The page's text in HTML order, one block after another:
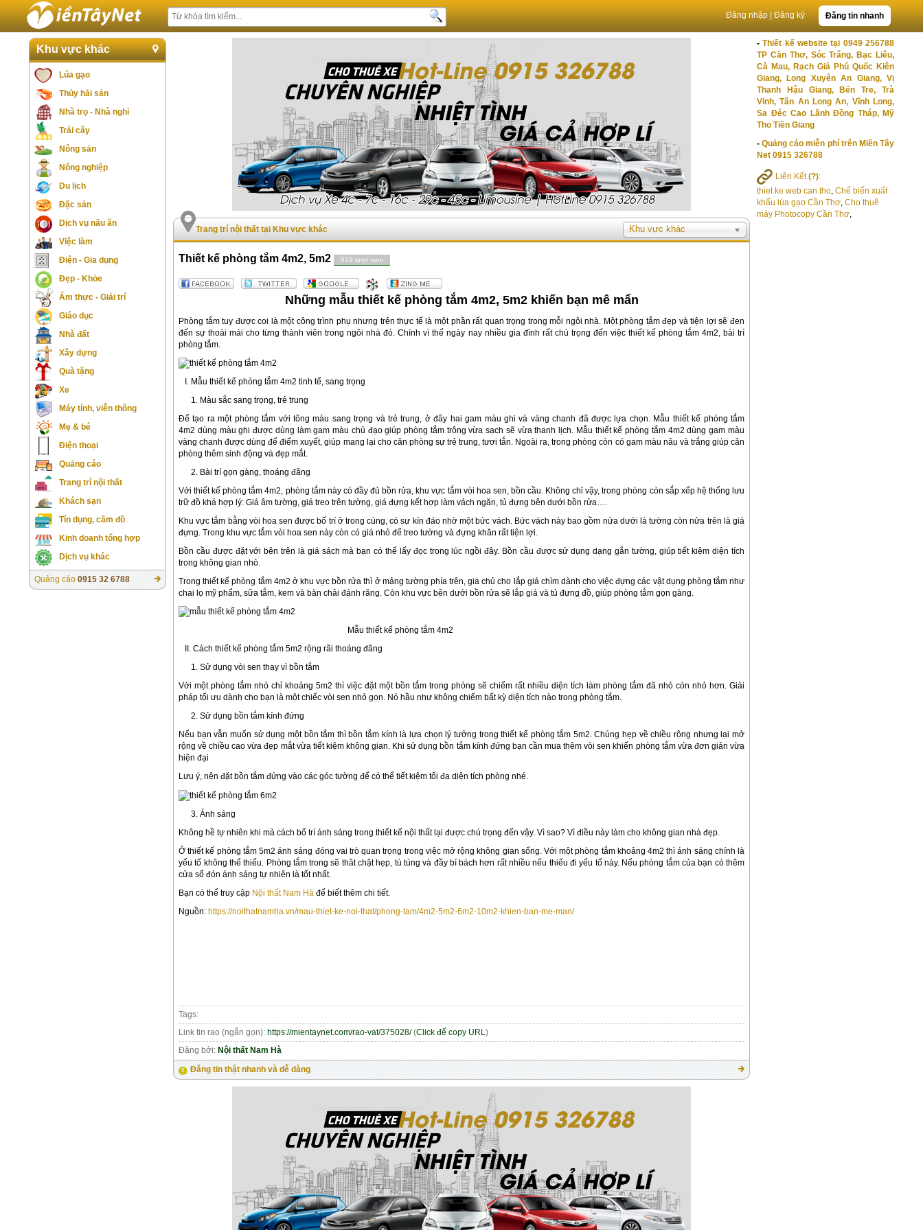
Đăng tin nhanh
Đăng nhập Đăng ký
Khu vực khác
Lúa gạo
Thủy hải sản
Nhà trọ - Nhà nghỉ
Trái cây
Nông sản
Nông nghiệp
Du lịch
Đặc sản
Dịch vụ nấu ăn
Việc làm
Điện - Gia dụng
Đẹp - Khỏe
Ẩm thực - Giải trí
Giáo dục
Nhà đất
Xây dựng
Quà tặng
Xe
Máy tính, viễn thông
Mẹ & bé
Điện thoại
Quảng cáo
Trang trí nội thất
Khách sạn
Tín dụng, cầm đồ
Kinh doanh tổng hợp
Dịch vụ khác
Quảng cáo 0915 32 6788
-Thiết kế website tại 0949 256788
TP Cần Thơ, Sóc Trăng, Bạc Liêu,
Cà Mau, Rạch Giá Phú Quốc Kiên
Giang, Long Xuyên An Giang, Vị
Thanh Hậu Giang, Bến Tre, Trà
Vinh, Tân An Long An, Vĩnh Long,
Sa Đéc Cao Lãnh Đồng Tháp, Mỹ
Tho Tiền Giang
-Quảng cáo miễn phí trên Miền Tây
Net 0915 326788
Liên Kết(?):
thiet ke web can tho, Chế biến xuất
khẩu lúa gạo Cần Thơ, Cho thuê
máy Photocopy Cần Thơ,
Trang trí nội thất tại Khu vực khác
Khu vực khác
Thiết kế phòng tắm 4m2, 5m2 829 lượt xem
Những mẫu thiết kế phòng tắm 4m2, 5m2 khiến bạn mê mẩn
Phòng tắm tuy được coi là một công trình phụ nhưng trên thực tế là một phần rất quan trọng trong mỗi ngôi nhà. Một phòng tắm đẹp và tiện lợi sẽ đen
đến sự thoải mái cho từng thành viên trong ngôi nhà đó. Chính vì thế ngày nay nhiều gia đình rất chú trọng đến việc thiết kế phòng tắm 4m2, bài trí
phòng tắm.
I. Mẫu thiết kế phòng tắm 4m2 tinh tế, sang trọng
1. Màu sắc sang trọng, trẻ trung
Để tạo ra một phòng tắm với tông màu sang trọng và trẻ trung, ở đây hai gam màu ghi và vàng chanh đã được lựa chọn. Mẫu thiết kế phòng tắm
4m2 dùng màu ghi được dùng làm gam màu chủ đạo giúp phòng tắm trông vừa sạch sẽ vừa thanh lịch. Mẫu thiết kế phòng tắm 4m2 dùng gam màu
vàng chanh được dùng để điểm xuyết, giúp mang lại cho căn phòng sự trẻ trung, tươi tắn. Ngoài ra, trong phòng còn có gam màu nâu và trắng giúp căn
phòng thêm sinh động và đẹp mắt.
2. Bài trí gọn gàng, thoáng đãng
Với thiết kế phòng tắm 4m2, phòng tắm này có đầy đủ bồn rửa, khu vực tắm vòi hoa sen, bồn cầu. Không chỉ vậy, trong phòng còn sắp xếp hệ thống lưu
trữ đồ khá hợp lý: Giá âm tường, giá treo trên tường, giá đựng kết hợp làm vách ngăn, tủ đựng bên dưới bồn rửa….
Khu vực tắm bằng vòi hoa sen được bố trí ở trong cùng, có sự kín đáo nhờ một bức vách. Bức vách này bao gồm nửa dưới là tường còn nửa trên là giá
đựng. Trong khu vực tắm vòi hoa sen này còn có giá nhỏ để treo tường và đựng khăn rất tiện lợi.
Bồn cầu được đặt với bên trên là giá sách mà bạn có thể lấy đọc trong lúc ngồi đây. Bồn cầu được sử dụng dạng gắn tường, giúp tiết kiệm diện tích
trong không gian nhỏ.
Trong thiết kế phòng tắm 4m2 ở khu vực bồn rửa thì ở mảng tường phía trên, gia chủ cho lắp giá chìm dành cho việc đựng các vật dụng phòng tắm như
chai lọ mỹ phẩm, sữa tắm, kem và bàn chải đánh răng. Còn khu vực bên dưới bồn rửa sẽ lắp giá và tủ đựng đồ, giúp phòng tắm gọn gàng.
Mẫu thiết kế phòng tắm 4m2
II. Cách thiết kế phòng tắm 5m2 rộng rãi thoáng đãng
1. Sử dụng vòi sen thay vì bồn tắm
Với một phòng tắm nhỏ chỉ khoảng 5m2 thì việc đặt một bồn tắm trong phòng sẽ chiếm rất nhiều diện tích làm phòng tắm đã nhỏ còn nhỏ hơn. Giải
pháp tối ưu dành cho bạn là một chiếc vòi sen nhỏ gọn. Nó hầu như không chiếm bất kỳ diện tích nào trong phòng tắm.
2. Sử dụng bồn tắm kính đứng
Nếu bạn vẫn muốn sử dụng một bồn tắm thì bồn tắm kính là lựa chọn lý tưởng trong thiết kế phòng tắm 5m2. Chúng hẹp về chiều rộng nhưng lại mở
rộng về chiều cao vừa đẹp mắt vừa tiết kiệm không gian. Khi sử dụng bồn tắm kính đứng bạn cần mua thêm vòi sen khiến phòng tắm vừa đơn giản vừa
hiện đại
Lưu ý, nên đặt bồn tắm đứng vào các góc tường để có thể tiết kiệm tối đa diện tích phòng nhé.
3. Ánh sáng
Không hề tự nhiên khi mà cách bố trí ánh sáng trong thiết kế nội thất lại được chú trọng đến vậy. Vì sao? Vì điều này làm cho không gian nhà đẹp.
Ở thiết kế phòng tắm 5m2 ánh sáng đóng vai trò quan trọng trong việc mở rộng không gian sống. Với một phòng tắm khoảng 4m2 thì ánh sáng chính là
yếu tố không thể thiếu. Phòng tắm trong sẽ thât chật hẹp, tù túng và đầy bí bách hơn rất nhiều nếu thiếu đi yếu tố này. Nếu phòng tắm của bạn có thêm
cửa sổ đón ánh sáng tự nhiên là tốt nhất.
Bạn có thể truy cập Nội thất Nam Hà để biết thêm chi tiết.
Nguồn: https://noithatnamha.vn/mau-thiet-ke-noi-that/phong-tam/4m2-5m2-6m2-10m2-khien-ban-me-man/
Tags:
Link tin rao (ngắn gọn): https://mientaynet.com/rao-vat/375028/(Click để copy URL )
Đăng bởi: Nội thất Nam Hà
Đăng tin thật nhanh và dễ dàng